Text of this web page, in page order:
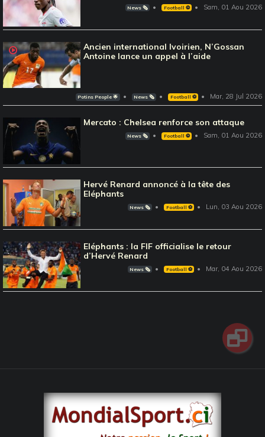
News 🗞️ Football ⚽️ Sam, 01 Aou 2026
Ancien international Ivoirien, N’Gossan
Antoine lance un appel à l’aide
Potins People 🌟 News 🗞️ Football ⚽️ Mar, 28 Jul 2026
Mercato : Chelsea renforce son attaque
News 🗞️ Football ⚽️ Sam, 01 Aou 2026
Hervé Renard annoncé à la tête des
Eléphants
News 🗞️ Football ⚽️ Lun, 03 Aou 2026
Eléphants : la FIF officialise le retour
d’Hervé Renard
News 🗞️ Football ⚽️ Mar, 04 Aou 2026